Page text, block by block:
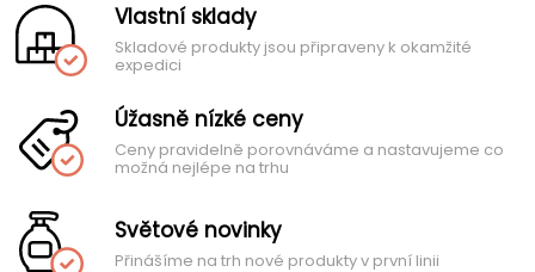
Vlastní sklady
Skladové produkty jsou připraveny k okamžité
expedici
Úžasně nízké ceny
Ceny pravidelně porovnáváme a nastavujeme co
možná nejlépe na trhu
Světové novinky
Přinášíme na trh nové produkty v první linii